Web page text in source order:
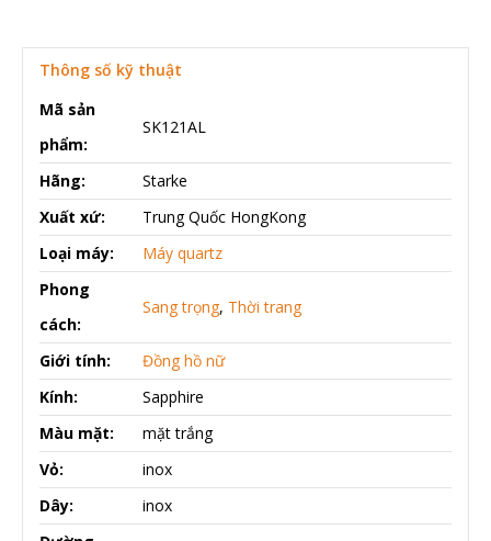
Thông số kỹ thuật
Mã sản
phẩm:
SK121AL
Hãng:
Starke
Xuất xứ:
Trung Quốc HongKong
Loại máy:
Máy quartz
Phong
cách:
Sang trọng, Thời trang
Giới tính:
Đồng hồ nữ
Kính:
Sapphire
Màu mặt:
mặt trắng
Vỏ:
inox
Dây:
inox